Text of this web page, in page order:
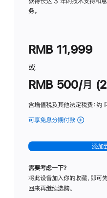
务。
RMB 11,999
或
RMB 500/月
含增值税及其他法定税费：
可享免息分期付款 (Studio
-
标
璃
添加
需要考虑一下？
将此设备加入你的收藏，即可
回来再继续选购。